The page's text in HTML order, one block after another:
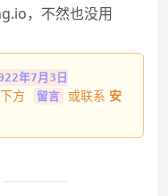
，不然也没用
年7月3日
方 留言 或联系 安